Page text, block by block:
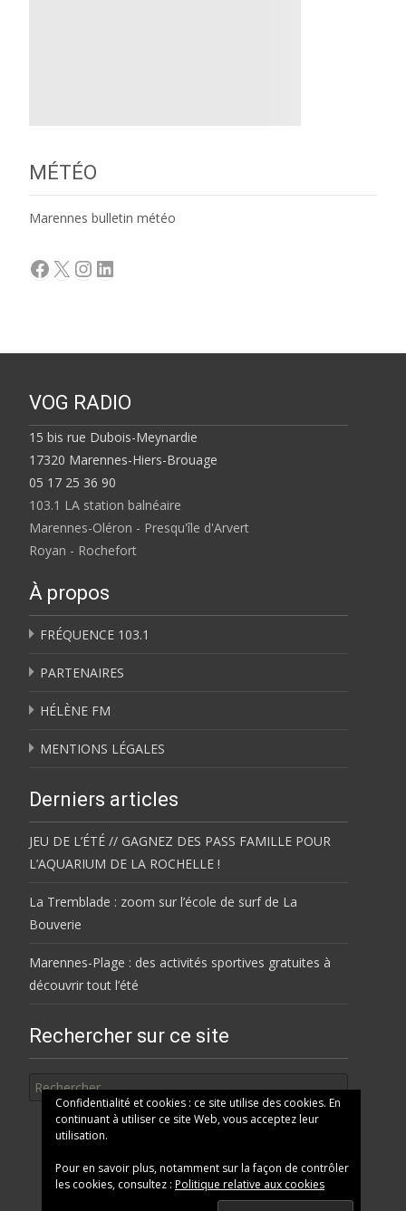
MÉTÉO
Marennes bulletin météo
Facebook
X Instagram
LinkedIn
VOG RADIO
15 bis rue Dubois-Meynardie
17320 Marennes-Hiers-Brouage
05 17 25 36 90
103.1 LA station balnéaire
Marennes-Oléron - Presqu'île d'Arvert
Royan - Rochefort
À propos
FRÉQUENCE 103.1
PARTENAIRES
HÉLÈNE FM
MENTIONS LÉGALES
Derniers articles
JEU DE L’ÉTÉ // GAGNEZ DES PASS FAMILLE POUR
L’AQUARIUM DE LA ROCHELLE !
La Tremblade : zoom sur l’école de surf de La
Bouverie
Marennes-Plage : des activités sportives gratuites à
découvrir tout l’été
Rechercher sur ce site
Confidentialité et cookies : ce site utilise des cookies. En
continuant à utiliser ce site Web, vous acceptez leur
utilisation.
Pour en savoir plus, notamment sur la façon de contrôler
les cookies, consultez : Politique relative aux cookies